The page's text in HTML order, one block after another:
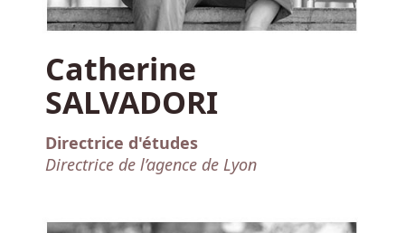
Catherine
SALVADORI
Directrice d'études
Directrice de l’agence de Lyon